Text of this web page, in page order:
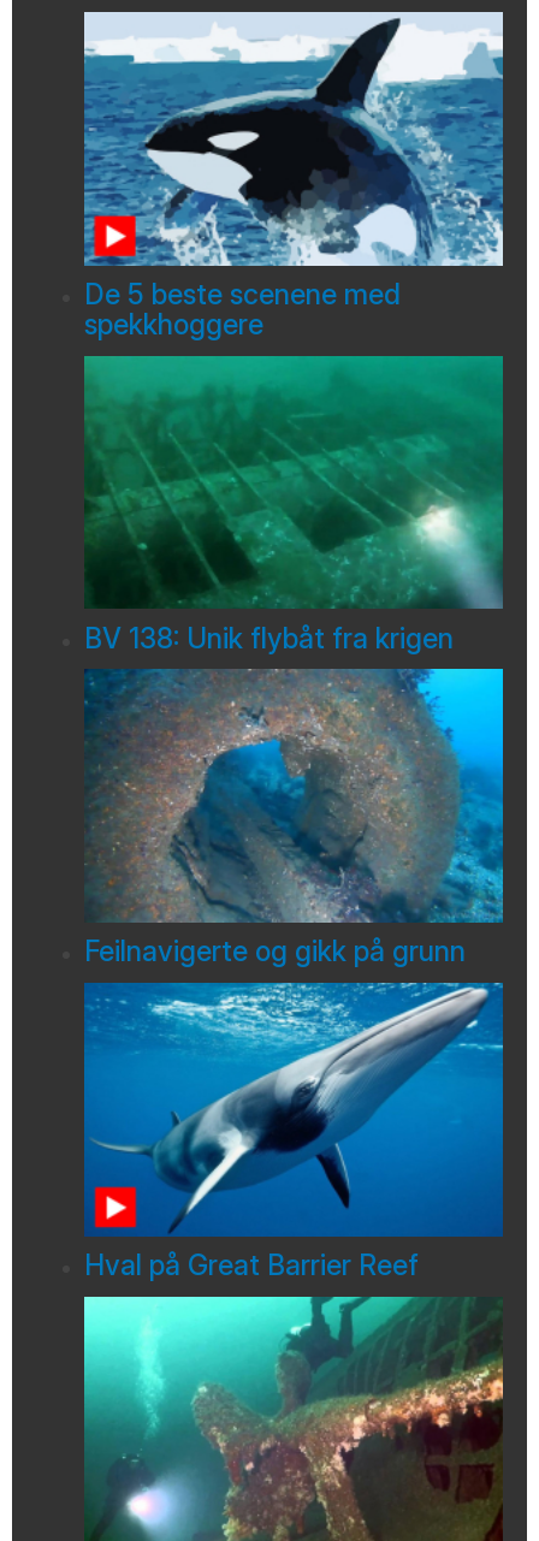
De 5 beste scenene med
spekkhoggere
BV 138: Unik flybåt fra krigen
Feilnavigerte og gikk på grunn
Hval på Great Barrier Reef